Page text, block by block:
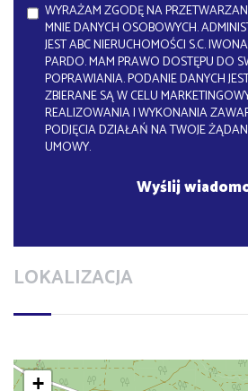
WYRAŻAM ZGODĘ NA
MNIE DANYCH OSOBOWYCH.
JEST ABC NIERUCHOMOŚCI S.C.
PARDO. MAM PRAWO DOSTĘPU DO
POPRAWIANIA. PODANIE DANYCH
ZBIERANE SĄ W CELU
REALIZOWANIA I WYKONANIA
PODJĘCIA DZIAŁAŃ NA TWOJE
UMOWY.
LOKALIZACJA
+